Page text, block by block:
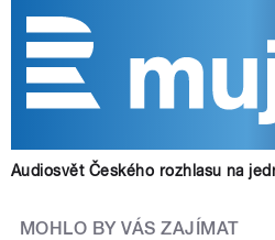
Audiosvět Českého rozhlasu na
MOHLO BY VÁS ZAJÍMAT